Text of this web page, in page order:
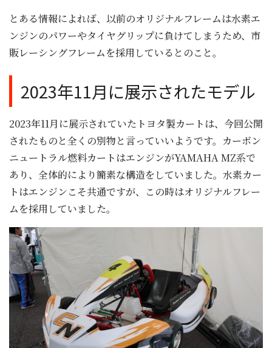
とある情報によれば、以前のオリジナルフレームは水素エ
ンジンのパワーやタイヤグリップに負けてしまうため、市
販レーシングフレームを採用しているとのこと。
2023年11月に展示されたモデル
2023年11月に展示されていたトヨタ製カートは、今回公開
されたものと全くの別物と言っていいようです。カーボン
ニュートラル燃料カートはエンジンがYAMAHA MZ系で
あり、全体的により簡素な構造をしていました。水素カー
トはエンジンこそ共通ですが、この時はオリジナルフレー
ムを採用していました。